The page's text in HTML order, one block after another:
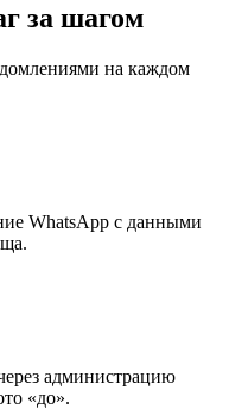
за шагом
на каждом
WhatsApp с данными
администрацию
«до».